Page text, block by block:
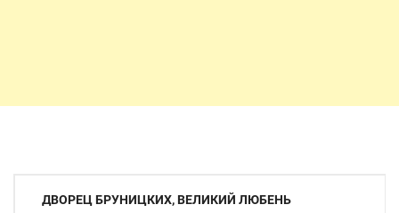
Навигация
ДВОРЕЦ БРУНИЦКИХ, ВЕЛИКИЙ ЛЮБЕНЬ